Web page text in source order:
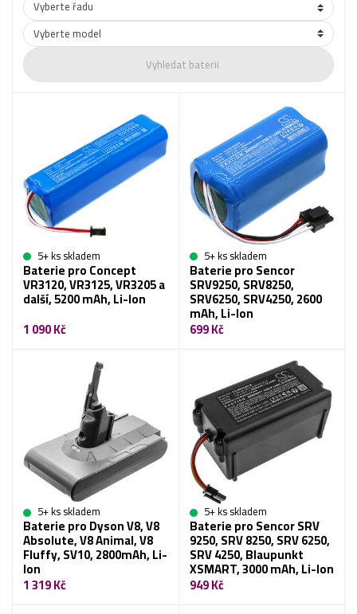
Vyhledat baterii
5+ ks skladem
Baterie pro Concept
VR3120, VR3125, VR3205 a
další, 5200 mAh, Li-Ion
1 090 Kč
5+ ks skladem
Baterie pro Sencor
SRV9250, SRV8250,
SRV6250, SRV4250, 2600
mAh, Li-Ion
699 Kč
5+ ks skladem
Baterie pro Dyson V8, V8
Absolute, V8 Animal, V8
Fluffy, SV10, 2800mAh, Li-
Ion
1 319 Kč
5+ ks skladem
Baterie pro Sencor SRV
9250, SRV 8250, SRV 6250,
SRV 4250, Blaupunkt
XSMART, 3000 mAh, Li-Ion
949 Kč